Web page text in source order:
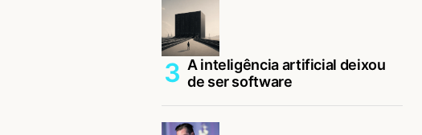
A inteligência artificial deixou
de ser software